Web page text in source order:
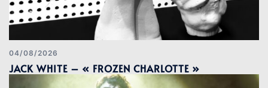
04/08/2026
JACK WHITE – « FROZEN CHARLOTTE »